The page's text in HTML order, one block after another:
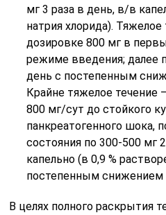
мг 3 раза в день, в/в
натрия хлорида).
дозировке 800 мг в
режиме введения; далее
день с постепенным
Крайне тяжелое течение
800 мг/сут до стойкого
панкреатогенного шока,
состояния по 300-500 мг
капельно (в 0,9 %
постепенным снижением
В целях полного раскрытия